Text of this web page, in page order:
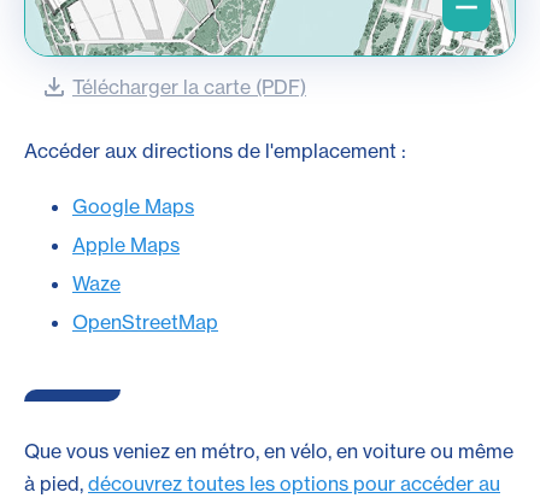
Télécharger la carte (PDF)
Accéder aux directions de l'emplacement :
Google Maps
Apple Maps
Waze
OpenStreetMap
Que vous veniez en métro, en vélo, en voiture ou même
à pied, découvrez toutes les options pour accéder au